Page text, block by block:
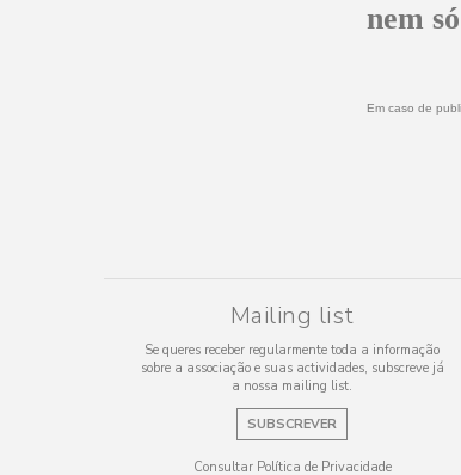
nem
Em caso de
Mailing list
Se queres receber regularmente toda a informação
sobre a associação e suas actividades, subscreve já
a nossa mailing list.
SUBSCREVER
Consultar Política de Privacidade